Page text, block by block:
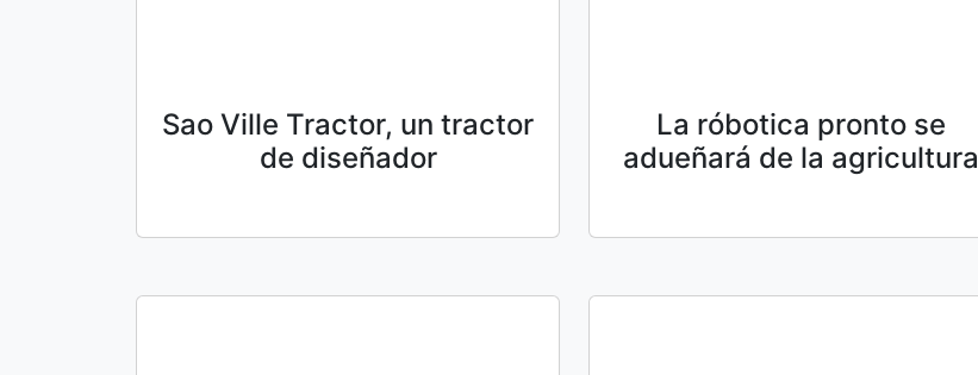
Sao Ville Tractor, un tractor
de diseñador
La róbotica pronto se
adueñará de la agricultura